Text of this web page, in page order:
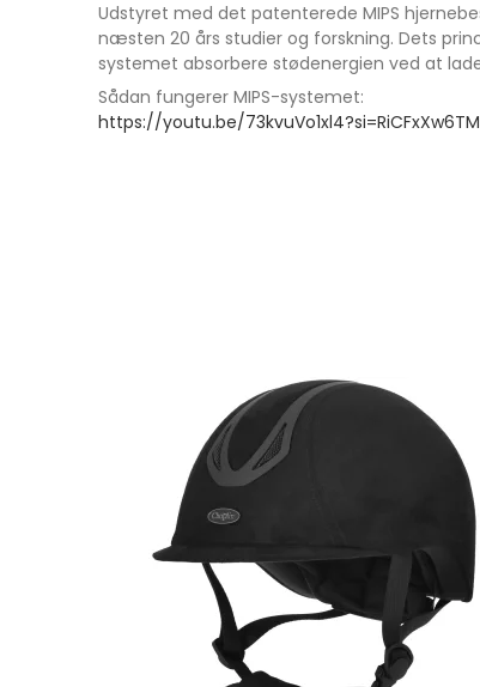
Udstyret med det patenterede MIPS
næsten 20 års studier og forskning. Dets
systemet absorbere stødenergien ved at
Sådan fungerer MIPS-systemet:
https://youtu.be/